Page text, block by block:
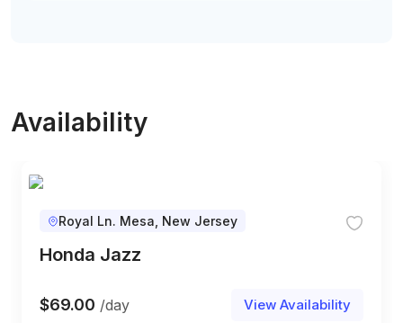
Availability
Royal Ln. Mesa, New Jersey
Honda Jazz
$69.00 /day View Availability